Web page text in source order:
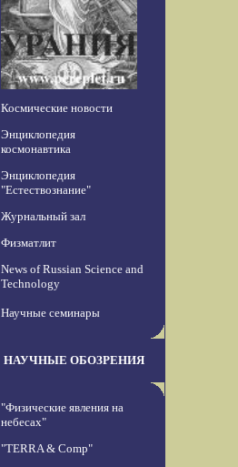
Космические новости
Энциклопедия
космонавтика
Энциклопедия
"Естествознание"
Журнальный зал
Физматлит
News of Russian Science and
Technology
Научные семинары
НАУЧНЫЕ ОБОЗРЕНИЯ
"Физические явления на
небесах"
"TERRA & Comp"